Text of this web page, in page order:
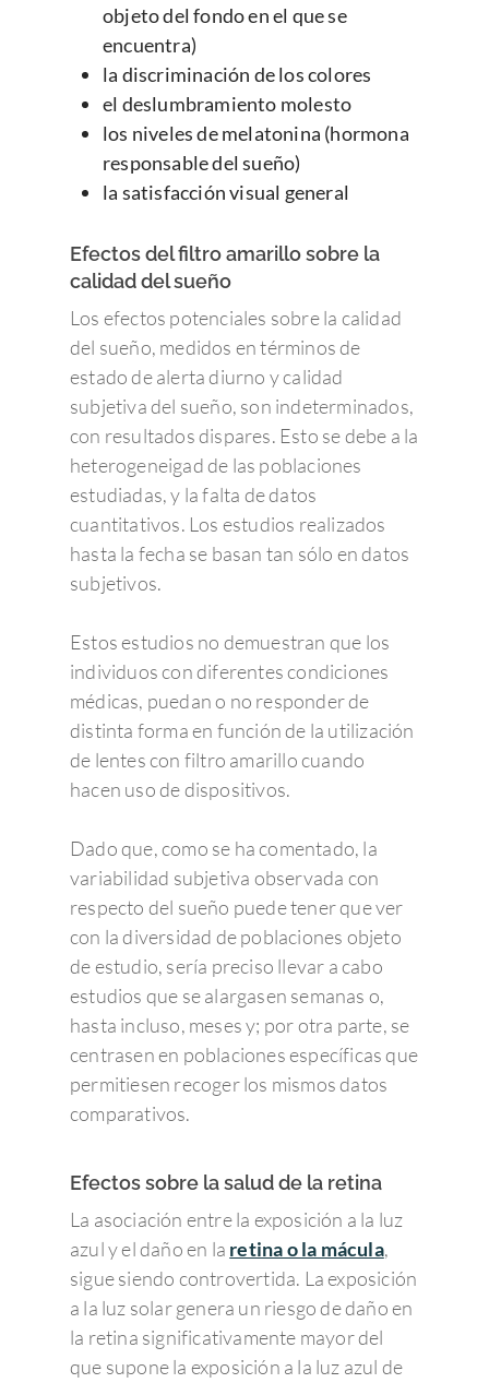
objeto del fondo en el que se
encuentra)
la discriminación de los colores
el deslumbramiento molesto
los niveles de melatonina (hormona
responsable del sueño)
la satisfacción visual general
Efectos del filtro amarillo sobre la
calidad del sueño
Los efectos potenciales sobre la calidad
del sueño, medidos en términos de
estado de alerta diurno y calidad
subjetiva del sueño, son indeterminados,
con resultados dispares. Esto se debe a la
heterogeneigad de las poblaciones
estudiadas, y la falta de datos
cuantitativos. Los estudios realizados
hasta la fecha se basan tan sólo en datos
subjetivos.
Estos estudios no demuestran que los
individuos con diferentes condiciones
médicas, puedan o no responder de
distinta forma en función de la utilización
de lentes con filtro amarillo cuando
hacen uso de dispositivos.
Dado que, como se ha comentado, la
variabilidad subjetiva observada con
respecto del sueño puede tener que ver
con la diversidad de poblaciones objeto
de estudio, sería preciso llevar a cabo
estudios que se alargasen semanas o,
hasta incluso, meses y; por otra parte, se
centrasen en poblaciones específicas que
permitiesen recoger los mismos datos
comparativos.
Efectos sobre la salud de la retina
La asociación entre la exposición a la luz
azul y el daño en la retina o la mácula,
sigue siendo controvertida. La exposición
a la luz solar genera un riesgo de daño en
la retina significativamente mayor del
que supone la exposición a la luz azul de